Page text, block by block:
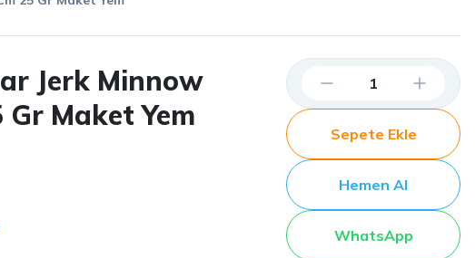
Jerk Minnow
Gr Maket Yem
Sepete Ekle
Hemen Al
WhatsApp